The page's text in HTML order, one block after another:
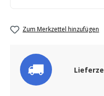
Zum Merkzettel hinzufügen